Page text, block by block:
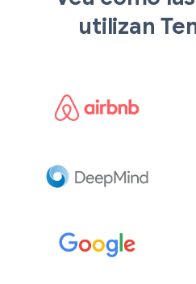
utilizan